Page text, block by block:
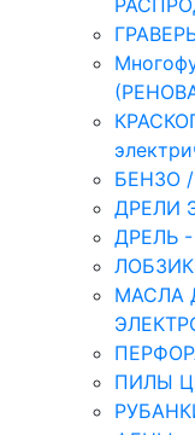
БЕНЗО
ДРЕЛИ
ДРЕЛЬ
МАСЛА
ПИЛЫ